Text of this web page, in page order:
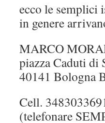
ecco le
in genere
MARCO
piazza Caduti di
40141 Bologna
Cell.
(telefonare